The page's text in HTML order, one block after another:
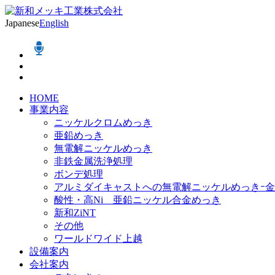
JapaneseEnglish
HOME
事業内容
ニッケルクロムめっき
亜鉛めっき
無電解ニッケルめっき
非鉄金属洗浄処理
ボンデ処理
アルミダイキャストへの無電解ニッケルめっきｰ
酸性・高Ni 亜鉛ニッケル合金めっき
新和ZiNT
その他
ワールドワイド上越
設備案内
会社案内